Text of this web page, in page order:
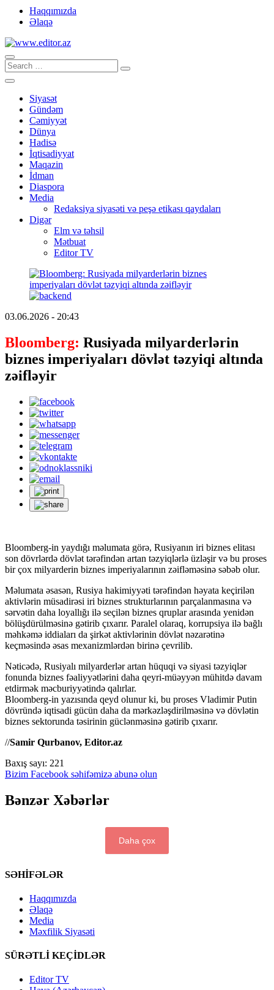
Haqqımızda
Əlaqə
Siyasət
Gündəm
Cəmiyyət
Dünya
Hadisə
İqtisadiyyat
Maqazin
İdman
Diaspora
Media
Redaksiya siyasəti və peşə etikası qaydaları
Digər
Elm və təhsil
Mətbuat
Editor TV
03.06.2026 - 20:43
Bloomberg: Rusiyada milyarderlərin
biznes imperiyaları dövlət təzyiqi altında
zəifləyir
Bloomberg-in yaydığı məlumata görə, Rusiyanın iri biznes elitası
son dövrlərdə dövlət tərəfindən artan təzyiqlərlə üzləşir və bu proses
bir çox milyarderin biznes imperiyalarının zəifləməsinə səbəb olur.
Məlumata əsasən, Rusiya hakimiyyəti tərəfindən həyata keçirilən
aktivlərin müsadirəsi iri biznes strukturlarının parçalanmasına və
sərvətin daha loyallığı ilə seçilən biznes qruplar arasında yenidən
bölüşdürülməsinə gətirib çıxarır. Paralel olaraq, korrupsiya ilə bağlı
məhkəmə iddiaları da şirkət aktivlərinin dövlət nəzarətinə
keçməsində əsas mexanizmlərdən birinə çevrilib.
Nəticədə, Rusiyalı milyarderlər artan hüquqi və siyasi təzyiqlər
fonunda biznes fəaliyyətlərini daha qeyri-müəyyən mühitdə davam
etdirmək məcburiyyətində qalırlar.
Bloomberg-in yazısında qeyd olunur ki, bu proses Vladimir Putin
dövründə iqtisadi gücün daha da mərkəzləşdirilməsinə və dövlətin
biznes sektorunda təsirinin güclənməsinə gətirib çıxarır.
//Samir Qurbanov, Editor.az
Baxış sayı: 221
Bizim Facebook səhifəmizə abunə olun
Bənzər Xəbərlər
Daha çox
SƏHİFƏLƏR
Haqqımızda
Əlaqə
Media
Məxfilik Siyasəti
SÜRƏTLİ KEÇİDLƏR
Editor TV